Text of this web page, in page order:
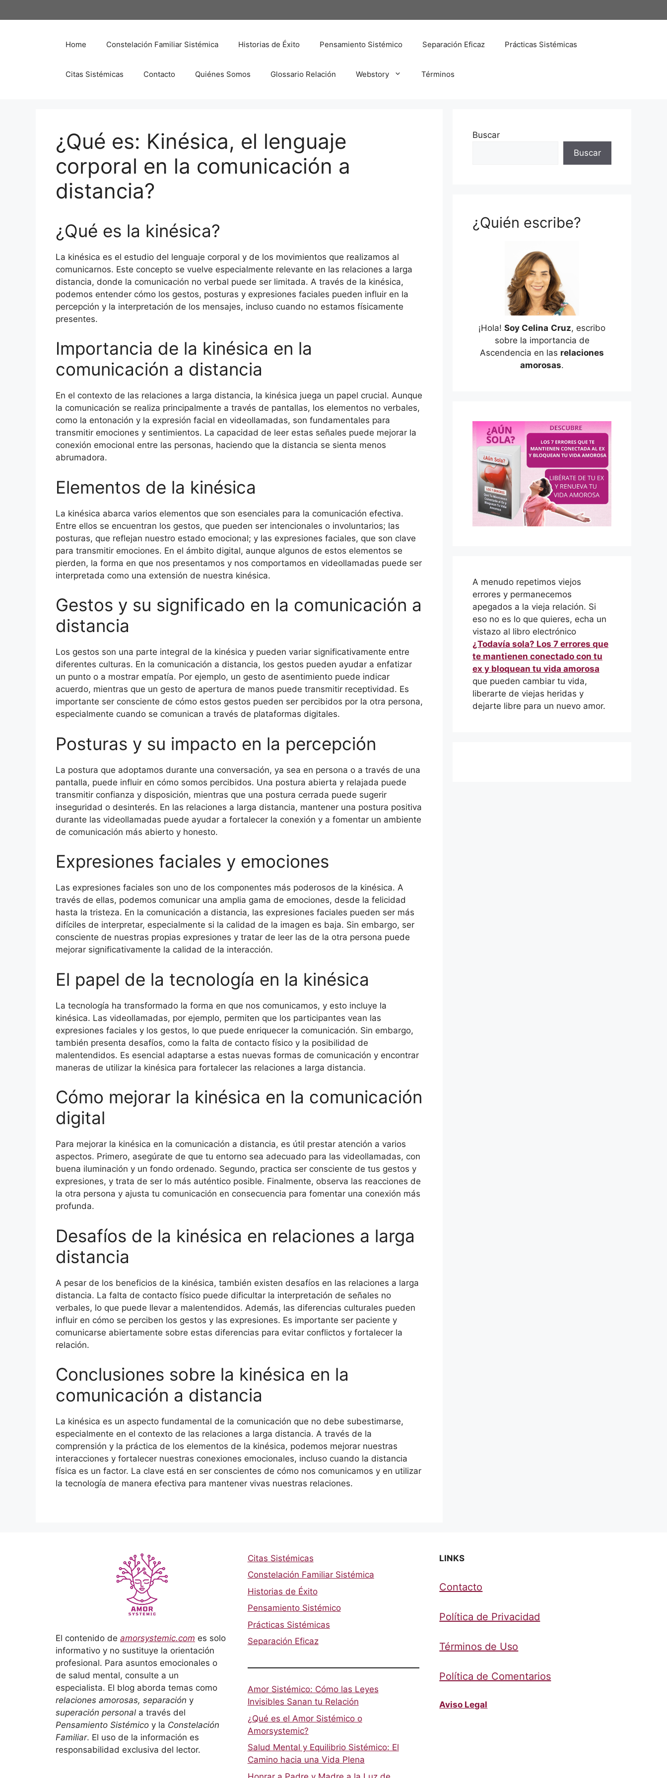
al
Home Constelación Familiar Sistémica Historias de Éxito Pensamiento Sistémico Separación Eficaz Prácticas Sistémicas
Citas Sistémicas Contacto Quiénes Somos Glossario Relación Webstory Términos
¿Qué es: Kinésica, el lenguaje
corporal en la comunicación a
distancia?
¿Qué es la kinésica?
La kinésica es el estudio del lenguaje corporal y de los movimientos que realizamos al
comunicarnos. Este concepto se vuelve especialmente relevante en las relaciones a larga
distancia, donde la comunicación no verbal puede ser limitada. A través de la kinésica,
podemos entender cómo los gestos, posturas y expresiones faciales pueden influir en la
percepción y la interpretación de los mensajes, incluso cuando no estamos físicamente
presentes.
Importancia de la kinésica en la
comunicación a distancia
En el contexto de las relaciones a larga distancia, la kinésica juega un papel crucial. Aunque
la comunicación se realiza principalmente a través de pantallas, los elementos no verbales,
como la entonación y la expresión facial en videollamadas, son fundamentales para
transmitir emociones y sentimientos. La capacidad de leer estas señales puede mejorar la
conexión emocional entre las personas, haciendo que la distancia se sienta menos
abrumadora.
Elementos de la kinésica
La kinésica abarca varios elementos que son esenciales para la comunicación efectiva.
Entre ellos se encuentran los gestos, que pueden ser intencionales o involuntarios; las
posturas, que reflejan nuestro estado emocional; y las expresiones faciales, que son clave
para transmitir emociones. En el ámbito digital, aunque algunos de estos elementos se
pierden, la forma en que nos presentamos y nos comportamos en videollamadas puede ser
interpretada como una extensión de nuestra kinésica.
Gestos y su significado en la comunicación a
distancia
Los gestos son una parte integral de la kinésica y pueden variar significativamente entre
diferentes culturas. En la comunicación a distancia, los gestos pueden ayudar a enfatizar
un punto o a mostrar empatía. Por ejemplo, un gesto de asentimiento puede indicar
acuerdo, mientras que un gesto de apertura de manos puede transmitir receptividad. Es
importante ser consciente de cómo estos gestos pueden ser percibidos por la otra persona,
especialmente cuando se comunican a través de plataformas digitales.
Posturas y su impacto en la percepción
La postura que adoptamos durante una conversación, ya sea en persona o a través de una
pantalla, puede influir en cómo somos percibidos. Una postura abierta y relajada puede
transmitir confianza y disposición, mientras que una postura cerrada puede sugerir
inseguridad o desinterés. En las relaciones a larga distancia, mantener una postura positiva
durante las videollamadas puede ayudar a fortalecer la conexión y a fomentar un ambiente
de comunicación más abierto y honesto.
Expresiones faciales y emociones
Las expresiones faciales son uno de los componentes más poderosos de la kinésica. A
través de ellas, podemos comunicar una amplia gama de emociones, desde la felicidad
hasta la tristeza. En la comunicación a distancia, las expresiones faciales pueden ser más
difíciles de interpretar, especialmente si la calidad de la imagen es baja. Sin embargo, ser
consciente de nuestras propias expresiones y tratar de leer las de la otra persona puede
mejorar significativamente la calidad de la interacción.
El papel de la tecnología en la kinésica
La tecnología ha transformado la forma en que nos comunicamos, y esto incluye la
kinésica. Las videollamadas, por ejemplo, permiten que los participantes vean las
expresiones faciales y los gestos, lo que puede enriquecer la comunicación. Sin embargo,
también presenta desafíos, como la falta de contacto físico y la posibilidad de
malentendidos. Es esencial adaptarse a estas nuevas formas de comunicación y encontrar
maneras de utilizar la kinésica para fortalecer las relaciones a larga distancia.
Cómo mejorar la kinésica en la comunicación
digital
Para mejorar la kinésica en la comunicación a distancia, es útil prestar atención a varios
aspectos. Primero, asegúrate de que tu entorno sea adecuado para las videollamadas, con
buena iluminación y un fondo ordenado. Segundo, practica ser consciente de tus gestos y
expresiones, y trata de ser lo más auténtico posible. Finalmente, observa las reacciones de
la otra persona y ajusta tu comunicación en consecuencia para fomentar una conexión más
profunda.
Desafíos de la kinésica en relaciones a larga
distancia
A pesar de los beneficios de la kinésica, también existen desafíos en las relaciones a larga
distancia. La falta de contacto físico puede dificultar la interpretación de señales no
verbales, lo que puede llevar a malentendidos. Además, las diferencias culturales pueden
influir en cómo se perciben los gestos y las expresiones. Es importante ser paciente y
comunicarse abiertamente sobre estas diferencias para evitar conflictos y fortalecer la
relación.
Conclusiones sobre la kinésica en la
comunicación a distancia
La kinésica es un aspecto fundamental de la comunicación que no debe subestimarse,
especialmente en el contexto de las relaciones a larga distancia. A través de la
comprensión y la práctica de los elementos de la kinésica, podemos mejorar nuestras
interacciones y fortalecer nuestras conexiones emocionales, incluso cuando la distancia
física es un factor. La clave está en ser conscientes de cómo nos comunicamos y en utilizar
la tecnología de manera efectiva para mantener vivas nuestras relaciones.
Buscar
Buscar
¿Quién escribe?
¡Hola! Soy Celina Cruz, escribo
sobre la importancia de
Ascendencia en las relaciones
amorosas.
A menudo repetimos viejos
errores y permanecemos
apegados a la vieja relación. Si
eso no es lo que quieres, echa un
vistazo al libro electrónico
¿Todavía sola? Los 7 errores que
te mantienen conectado con tu
ex y bloquean tu vida amorosa
que pueden cambiar tu vida,
liberarte de viejas heridas y
dejarte libre para un nuevo amor.
El contenido de amorsystemic.com es solo
informativo y no sustituye la orientación
profesional. Para asuntos emocionales o
de salud mental, consulte a un
especialista. El blog aborda temas como
relaciones amorosas, separación y
superación personal a través del
Pensamiento Sistémico y la Constelación
Familiar. El uso de la información es
responsabilidad exclusiva del lector.
Citas Sistémicas
Constelación Familiar Sistémica
Historias de Éxito
Pensamiento Sistémico
Prácticas Sistémicas
Separación Eficaz
Amor Sistémico: Cómo las Leyes
Invisibles Sanan tu Relación
¿Qué es el Amor Sistémico o
Amorsystemic?
Salud Mental y Equilibrio Sistémico: El
Camino hacia una Vida Plena
LINKS
Contacto
Política de Privacidad
Términos de Uso
Política de Comentarios
Aviso Legal